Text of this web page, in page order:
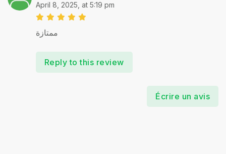
April 8, 2025, at 5:19 pm
ممتازة
Reply to this review
Écrire un avis